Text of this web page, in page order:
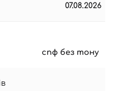
07.08.2026
спф без тону